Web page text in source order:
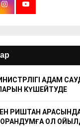
АДАМ
КҮШЕЙТУДЕ
РИШТАН
ҚОЛ